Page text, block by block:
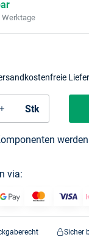
Werktage
Stk
via:
Sicher